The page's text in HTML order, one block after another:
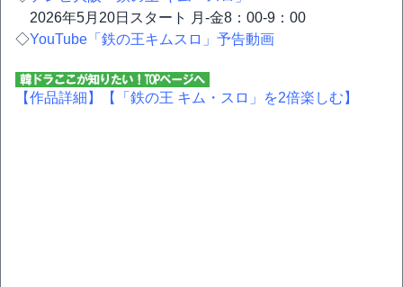
2026年5月20日スタート 月-金8：00-9：00
◇YouTube「鉄の王キムスロ」予告動画
【作品詳細】 【「鉄の王 キム・スロ」を2倍楽しむ】